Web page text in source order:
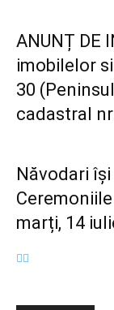
ANUNȚ DE
imobilelor
30
cadastral
Năvodari
marți, 14